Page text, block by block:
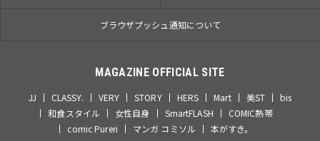
ブラウザプッシュ通知について
MAGAZINE OFFICIAL SITE
JJ CLASSY. VERY STORY HERS Mart 美ST
bis
和食スタイル
女性自身 SmartFLASH
COMIC熱帯
comic Pureri
マンガ コミソル 本がすき。